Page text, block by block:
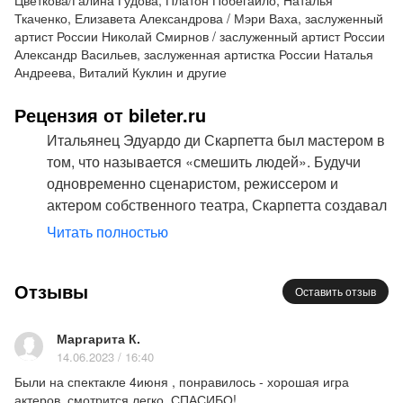
Ткаченко, Елизавета Александрова / Мэри Ваха, заслуженный
артист России Николай Смирнов / заслуженный артист России
Александр Васильев, заслуженная артистка России Наталья
Андреева, Виталий Куклин и другие
Рецензия от bileter.ru
Итальянец Эдуардо ди Скарпетта был мастером в
том, что называется «смешить людей». Будучи
одновременно сценаристом, режиссером и
актером собственного театра, Скарпетта создавал
настоящие шедевры, вошедшие в историю
«Беднота и знать») – это невероятно смешная и
перевоплощений и подмен. В постановке
Михаила Бычкова пьеса Скарпетты очень
полюбилась петербургским зрителям, вообще
Читать полностью
Отзывы Оставить отзыв
Маргарита К.
14.06.2023 / 16:40
Были на спектакле 4июня , понравилось - хорошая игра
актеров, смотрится легко, СПАСИБО!